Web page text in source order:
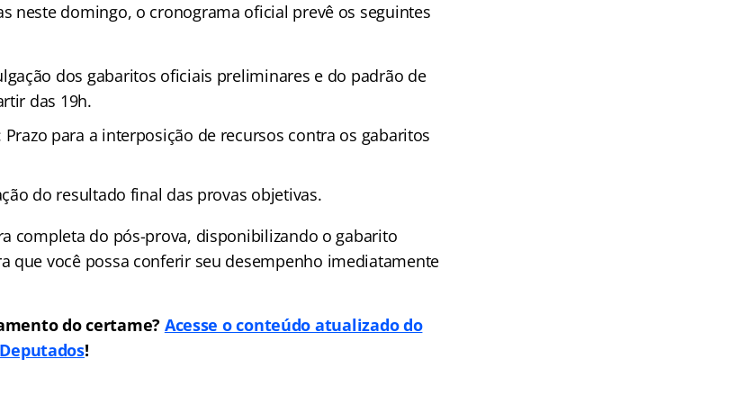
neste domingo, o cronograma oficial prevê os seguintes
dos gabaritos oficiais preliminares e do padrão de
das 19h.
Prazo para a interposição de recursos contra os gabaritos
do resultado final das provas objetivas.
completa do pós-prova, disponibilizando o gabarito
que você possa conferir seu desempenho imediatamente
do certame? Acesse o conteúdo atualizado do
!